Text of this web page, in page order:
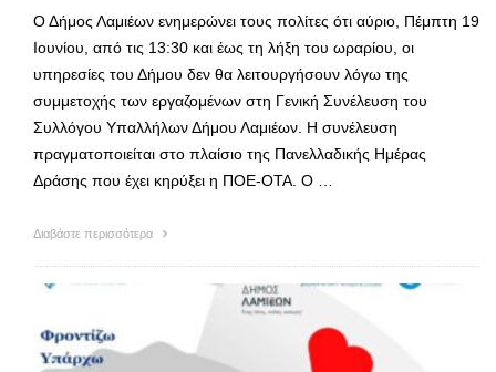
Ο Δήμος Λαμιέων ενημερώνει τους πολίτες ότι αύριο, Πέμπτη 19
Ιουνίου, από τις 13:30 και έως τη λήξη του ωραρίου, οι
υπηρεσίες του Δήμου δεν θα λειτουργήσουν λόγω της
συμμετοχής των εργαζομένων στη Γενική Συνέλευση του
Συλλόγου Υπαλλήλων Δήμου Λαμιέων. Η συνέλευση
πραγματοποιείται στο πλαίσιο της Πανελλαδικής Ημέρας
Δράσης που έχει κηρύξει η ΠΟΕ-ΟΤΑ. Ο …
Διαβάστε περισσότερα